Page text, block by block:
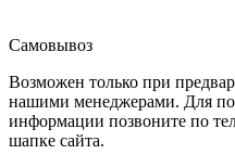
Самовывоз
Возможен только при
нашими менеджерами. Для
информации позвоните по
шапке сайта.